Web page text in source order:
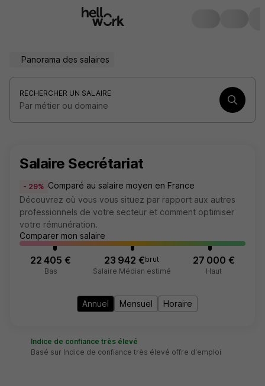
Panorama des salaires
RECHERCHER UN SALAIRE
Par métier ou domaine
Salaire Secrétariat
- 29% Comparé au salaire moyen en France
Découvrez où vous vous situez par rapport aux autres
professionnels de votre secteur et comment optimiser
votre rémunération.
Comparer mon salaire
22 405 €
Bas
23 942 €brut
Salaire Médian estimé
27 000 €
Haut
Annuel Mensuel Horaire
Indice de confiance très élevé
Basé sur Indice de confiance très élevé offre d'emploi